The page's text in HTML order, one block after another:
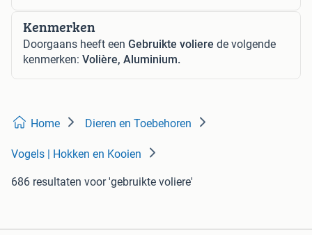
Kenmerken
Doorgaans heeft een Gebruikte voliere de volgende
kenmerken: Volière, Aluminium.
Home Dieren en Toebehoren
Vogels | Hokken en Kooien
686 resultaten voor 'gebruikte voliere'